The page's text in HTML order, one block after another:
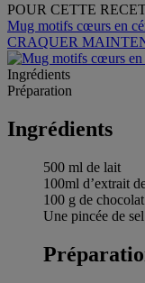
POUR CETTE
Mug motifs cœurs en
CRAQUER
Ingrédients
Préparation
Ingrédients
500 ml de lait
100ml d’extrait
100 g de
Une pincée de sel